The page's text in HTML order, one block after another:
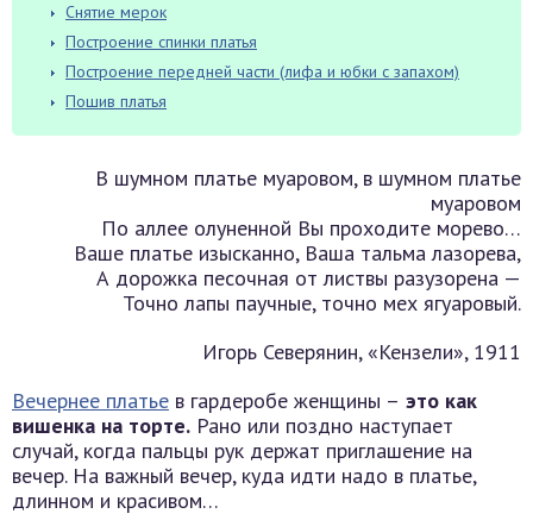
Снятие мерок
Построение спинки платья
Построение передней части (лифа и юбки с запахом)
Пошив платья
В шумном платье муаровом, в шумном платье
муаровом
По аллее олуненной Вы проходите морево…
Ваше платье изысканно, Ваша тальма лазорева,
А дорожка песочная от листвы разузорена —
Точно лапы паучные, точно мех ягуаровый.
Игорь Северянин, «Кензели», 1911
Вечернее платье в гардеробе женщины – это как
вишенка на торте. Рано или поздно наступает
случай, когда пальцы рук держат приглашение на
вечер. На важный вечер, куда идти надо в платье,
длинном и красивом…